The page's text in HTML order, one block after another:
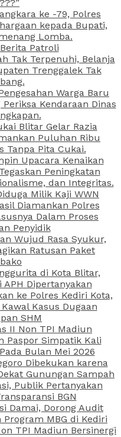
ke -79, Polres
kepada Bupati,
Lomba.
Patroli
Tak Terpenuhi, Belanja
Trenggalek Tak
Warga Baru
Kendaraan Dinas
Blitar Gelar Razia
Puluhan Ribu
Tanpa Pita Cukai.
Upacara Kenaikan
Peningkatan
dan Integritas.
Milik Kaji WWN
Diamankan Polres
Dalam Proses
Penyidik
Wujud Rasa Syukur,
Ratusan Paket
di Kota Blitar,
APH Dipertanyakan
ke Polres Kediri Kota,
Kasus Dugaan
SHM
II Non TPI Madiun
Paspor Simpatik Kali
Bulan Mei 2026
Dibekukan karena
Gunungan Sampah
Publik Pertanyakan
BGN
Damai, Dorong Audit
MBG di Kediri
TPI Madiun Bersinergi